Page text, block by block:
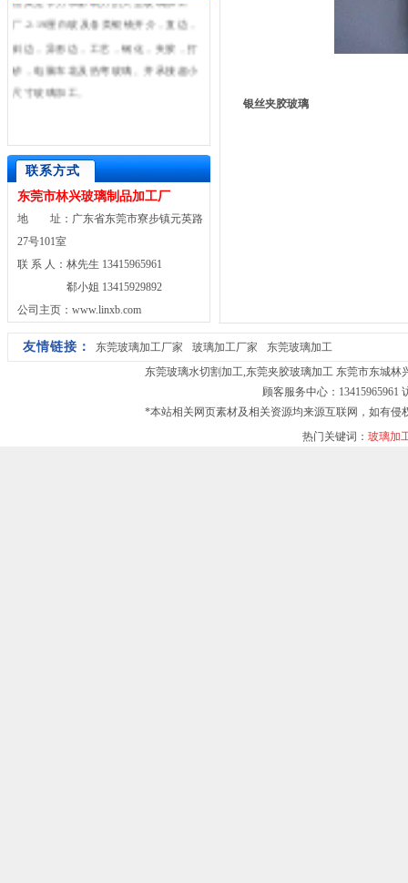
联系方式
东莞市林兴玻璃制品加工厂
地 址：广东省东莞市寮步镇元英路
27号101室
联 系 人：林先生 13415965961
郗小姐 13415929892
公司主页：www.linxb.com
银丝夹胶玻璃
友情链接： 东莞玻璃加工厂家 玻璃加工厂家
东莞玻璃加工
东莞玻璃水切割加工,东莞夹胶玻璃加工东莞市东城林
顾客服务中心：13415965961
*本站相关网页素材及相关资源均来源互联网，如有
热门关键词： 玻璃加